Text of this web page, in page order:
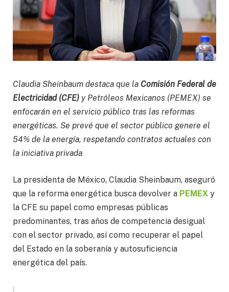
Claudia Sheinbaum destaca que la Comisión Federal de
Electricidad (CFE) y Petróleos Mexicanos (PEMEX) se
enfocarán en el servicio público tras las reformas
energéticas. Se prevé que el sector público genere el
54% de la energía, respetando contratos actuales con
la iniciativa privada
La presidenta de México, Claudia Sheinbaum, aseguró
que la reforma energética busca devolver a PEMEX y
la CFE su papel como empresas públicas
predominantes, tras años de competencia desigual
con el sector privado, así como recuperar el papel
del Estado en la soberanía y autosuficiencia
energética del país.